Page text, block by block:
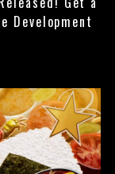
Development